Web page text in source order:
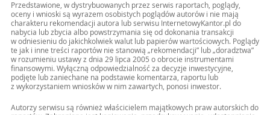
Przedstawione, w dystrybuowanych przez serwis raportach, poglądy,
oceny i wnioski są wyrazem osobistych poglądów autorów i nie mają
charakteru rekomendacji autora lub serwisu InternetowyKantor.pl do
nabycia lub zbycia albo powstrzymania się od dokonania transakcji
w odniesieniu do jakichkolwiek walut lub papierów wartościowych. Poglądy
te jak i inne treści raportów nie stanowią „rekomendacji” lub „doradztwa”
w rozumieniu ustawy z dnia 29 lipca 2005 o obrocie instrumentami
finansowymi. Wyłączną odpowiedzialność za decyzje inwestycyjne,
podjęte lub zaniechane na podstawie komentarza, raportu lub
z wykorzystaniem wniosków w nim zawartych, ponosi inwestor.
Autorzy serwisu są również właścicielem majątkowych praw autorskich do